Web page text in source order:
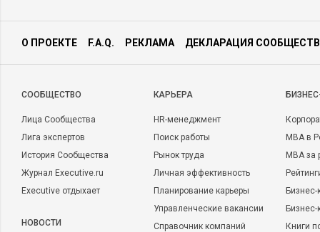
в рамках ГК по типу деятельности.
составляющей в портфеле предложений
компании.
оборудование. Разработка решений,
поставка, монтаж, обслуживание.
О ПРОЕКТЕ F.A.Q. РЕКЛАМА ДЕКЛАРАЦИЯ
CООБЩЕСТВО
Лица Сообщества
Лига экспертов
История Сообщества
Журнал Executive.ru
Executive отдыхает
НОВОСТИ
КАРЬЕРА
HR-менеджмент
Поиск работы
Рынок труда
Личная эффективность
Планирование карьеры
Управленческие вакансии
Справочник компаний
MBA в
MBA
Бизнес-
Книги